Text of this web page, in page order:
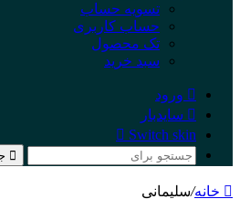
تسویه حساب
حساب کاربری
تک محصول
سبد خرید
ورود
سایدبار
Switch skin
خانه/سلیمانی